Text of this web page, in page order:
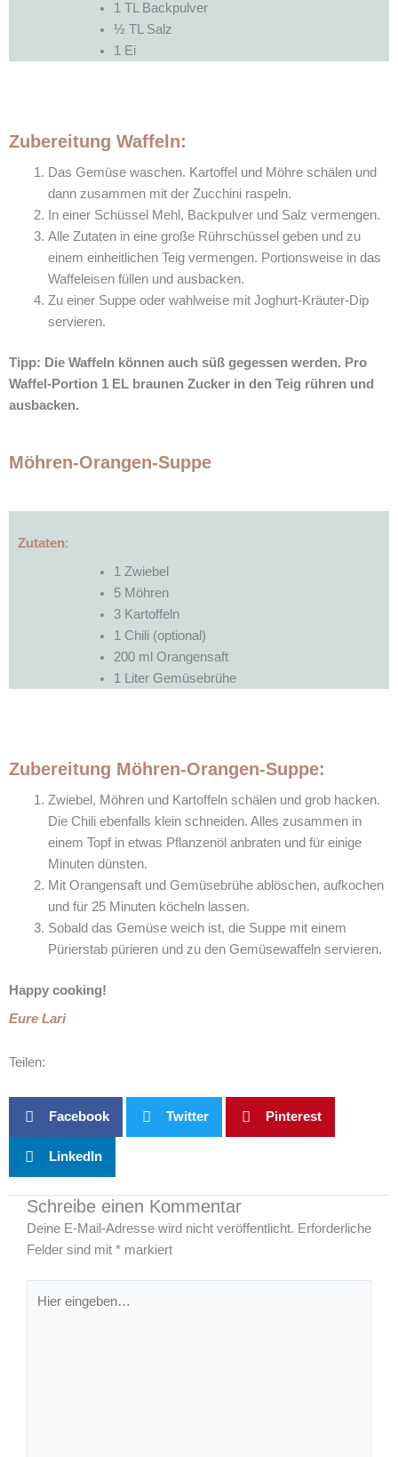
1 TL Backpulver
½ TL Salz
1 Ei
Zubereitung Waffeln:
Das Gemüse waschen. Kartoffel und Möhre schälen und
dann zusammen mit der Zucchini raspeln.
In einer Schüssel Mehl, Backpulver und Salz vermengen.
Alle Zutaten in eine große Rührschüssel geben und zu
einem einheitlichen Teig vermengen. Portionsweise in das
Waffeleisen füllen und ausbacken.
Zu einer Suppe oder wahlweise mit Joghurt-Kräuter-Dip
servieren.
Tipp: Die Waffeln können auch süß gegessen werden. Pro
Waffel-Portion 1 EL braunen Zucker in den Teig rühren und
ausbacken.
Möhren-Orangen-Suppe
Zutaten:
1 Zwiebel
5 Möhren
3 Kartoffeln
1 Chili (optional)
200 ml Orangensaft
1 Liter Gemüsebrühe
Zubereitung Möhren-Orangen-Suppe:
Zwiebel, Möhren und Kartoffeln schälen und grob hacken.
Die Chili ebenfalls klein schneiden. Alles zusammen in
einem Topf in etwas Pflanzenöl anbraten und für einige
Minuten dünsten.
Mit Orangensaft und Gemüsebrühe ablöschen, aufkochen
und für 25 Minuten köcheln lassen.
Sobald das Gemüse weich ist, die Suppe mit einem
Pürierstab pürieren und zu den Gemüsewaffeln servieren.
Happy cooking!
Eure Lari
Teilen:
Facebook Twitter Pinterest
LinkedIn
Schreibe einen Kommentar
Deine E-Mail-Adresse wird nicht veröffentlicht. Erforderliche
Felder sind mit * markiert
eingeben…